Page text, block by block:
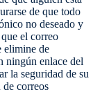
de que todo
no deseado y
el correo
elimine de
ningún enlace del
la seguridad de su
correos